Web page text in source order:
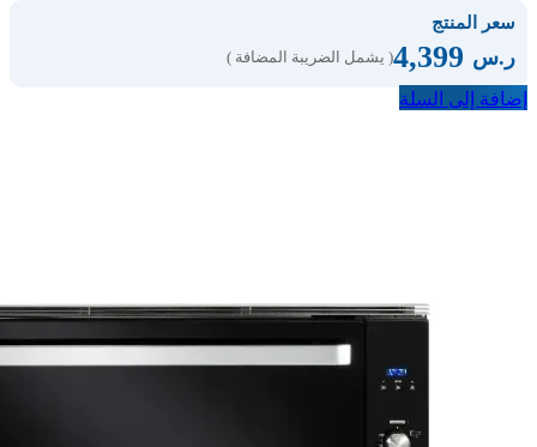
سعر المنتج
ر.س ( يشمل الضريبة المضافة )
إضافة إلى السلة